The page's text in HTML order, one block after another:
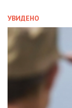
УВИДЕНО